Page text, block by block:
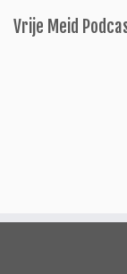
Vrije Meid